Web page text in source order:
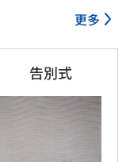
更多
告別式